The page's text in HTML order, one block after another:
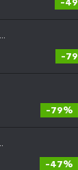
-
-
-79%
-47%